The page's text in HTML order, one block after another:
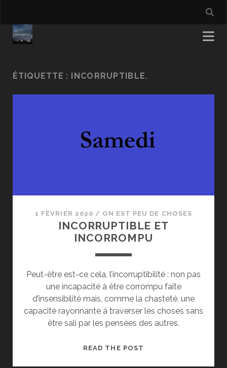
ÉTIQUETTE : INCORRUPTIBLE.
1 FÉVRIER 2020 / ON EST PEU DE CHOSES
INCORRUPTIBLE ET
INCORROMPU
Peut-être est-ce cela, l’incorruptibilité : non pas
une incapacité à être corrompu faite
d’insensibilité mais, comme la chasteté, une
capacité rayonnante à traverser les choses sans
être sali par les pensées des autres.
READ THE POST